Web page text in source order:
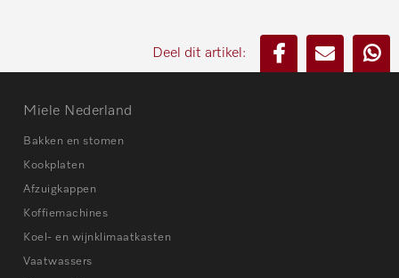
Deel dit artikel:
Miele Nederland
Bakken en stomen
Kookplaten
Afzuigkappen
Koffiemachines
Koel- en wijnklimaatkasten
Vaatwassers